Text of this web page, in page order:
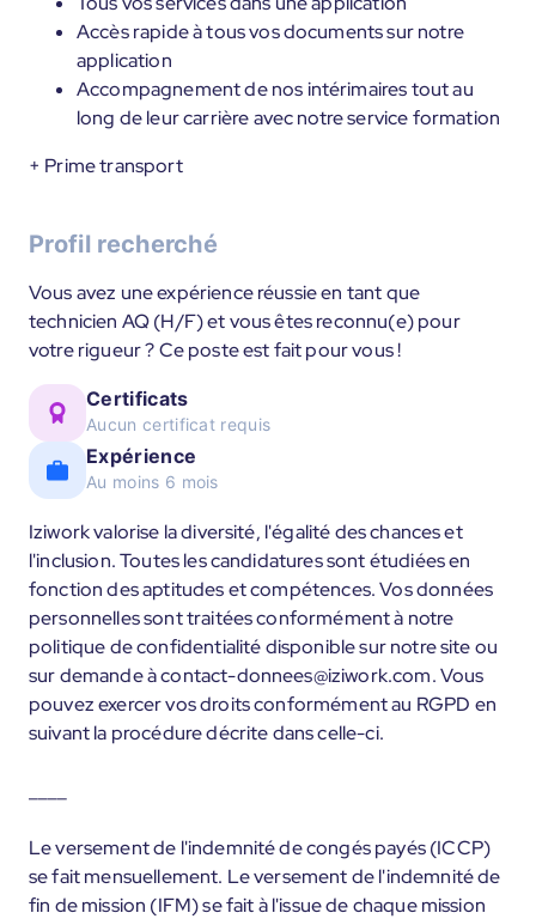
Accès rapide à tous vos documents sur notre
application
Accompagnement de nos intérimaires tout au
long de leur carrière avec notre service formation
+ Prime transport
Profil recherché
Vous avez une expérience réussie en tant que
technicien AQ (H/F) et vous êtes reconnu(e) pour
votre rigueur ? Ce poste est fait pour vous !
Certificats
Aucun certificat requis
Expérience
Au moins 6 mois
Iziwork valorise la diversité, l'égalité des chances et
l'inclusion. Toutes les candidatures sont étudiées en
fonction des aptitudes et compétences. Vos données
personnelles sont traitées conformément à notre
politique de confidentialité disponible sur notre site ou
sur demande à contact-donnees@iziwork.com. Vous
pouvez exercer vos droits conformément au RGPD en
suivant la procédure décrite dans celle-ci.
Le versement de l'indemnité de congés payés (ICCP)
se fait mensuellement. Le versement de l'indemnité de
fin de mission (IFM) se fait à l'issue de chaque mission